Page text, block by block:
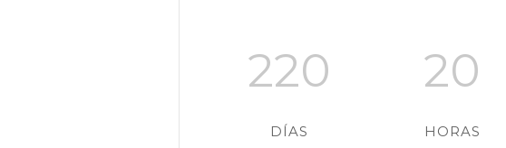
220
DÍAS
20
HORAS